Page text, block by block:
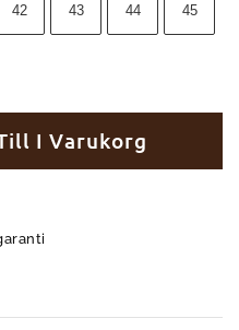
42 43 44 45
I Varukorg